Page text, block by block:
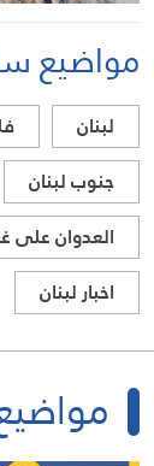
مواضيع
لبنان
جنوب لبنان
العدوان على
اخبار لبنان